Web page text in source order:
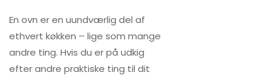
En ovn er en uundværlig del af
ethvert køkken – lige som mange
andre ting. Hvis du er på udkig
efter andre praktiske ting til dit